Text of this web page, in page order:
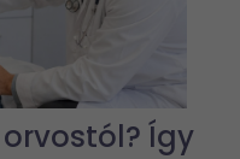
Így